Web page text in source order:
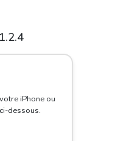
iPhone ou
dessous.